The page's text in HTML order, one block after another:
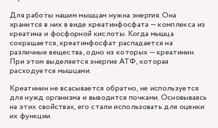
Для работы нашим мышцам нужна энергия. Она
хранится в них в виде креатинфосфата — комплекса из
креатина и фосфорной кислоты. Когда мышца
сокращается, креатинфосфат распадается на
различные вещества, одно из которых — креатинин.
При этом выделяется энергия АТФ, которая
расходуется мышцами.
Креатинин не всасывается обратно, не используется
для нужд организма и выводится почками. Основываясь
на этих свойствах, его стали использовать для оценки
их функции.